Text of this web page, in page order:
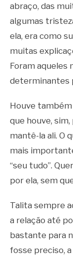
abraço, das
algumas
ela, era como
muitas
Foram aqueles
determinantes
Houve
que houve,
mantê-la ali. O
mais
“seu tudo”.
por ela, sem
Talita sempre
a relação até
bastante para
fosse preciso,